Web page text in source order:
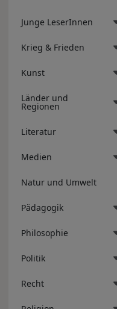
Junge LeserInnen
Krieg & Frieden
Kunst
Länder und
Regionen
Literatur
Medien
Natur und Umwelt
Pädagogik
Philosophie
Politik
Recht